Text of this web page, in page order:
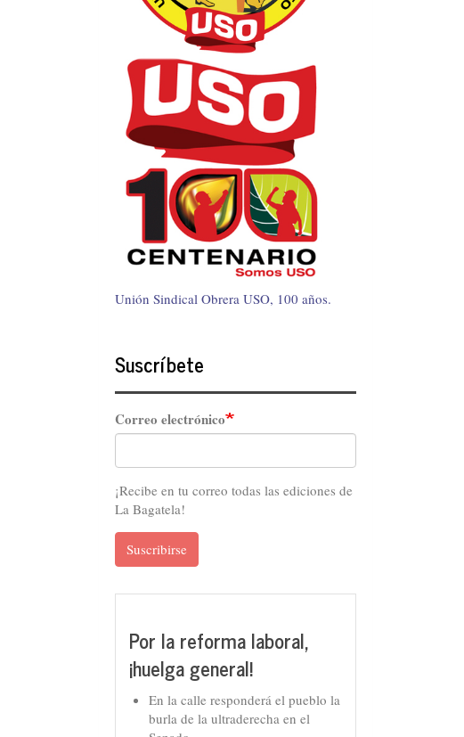
Unión Sindical Obrera USO, 100 años.
Suscríbete
Correo electrónico
¡Recibe en tu correo todas las ediciones de
La Bagatela!
Suscribirse
Por la reforma laboral,
¡huelga general!
En la calle responderá el pueblo la
burla de la ultraderecha en el